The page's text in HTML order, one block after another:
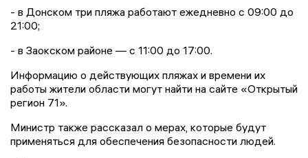
- в Донском три пляжа работают ежедневно с 09:00 до
21:00;
- в Заокском районе — с 11:00 до 17:00.
Информацию о действующих пляжах и времени их
работы жители области могут найти на сайте «Открытый
регион 71».
Министр также рассказал о мерах, которые будут
применяться для обеспечения безопасности людей.